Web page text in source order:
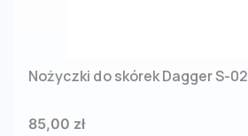
Nożyczki do skórek Dagger S-02
Cena
85,00 zł